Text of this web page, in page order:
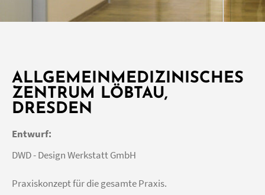
ALLGEMEINMEDIZINISCHES
ZENTRUM LÖBTAU,
DRESDEN
Entwurf:
DWD - Design Werkstatt GmbH
Praxiskonzept für die gesamte Praxis.